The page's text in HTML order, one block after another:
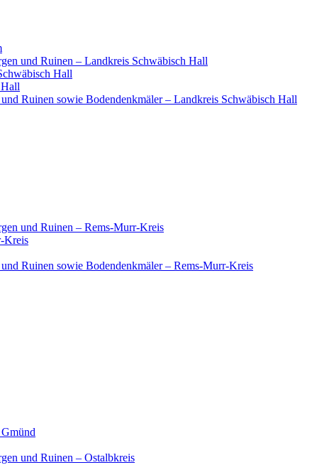
und Ruinen – Landkreis Schwäbisch Hall
Hall
Ruinen sowie Bodendenkmäler – Landkreis Schwäbisch Hall
und Ruinen – Rems-Murr-Kreis
Kreis
Ruinen sowie Bodendenkmäler – Rems-Murr-Kreis
und Ruinen – Ostalbkreis